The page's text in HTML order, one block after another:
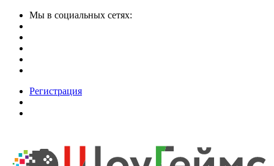
Мы в социальных сетях:
Регистрация